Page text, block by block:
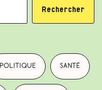
Rechercher
politique santé